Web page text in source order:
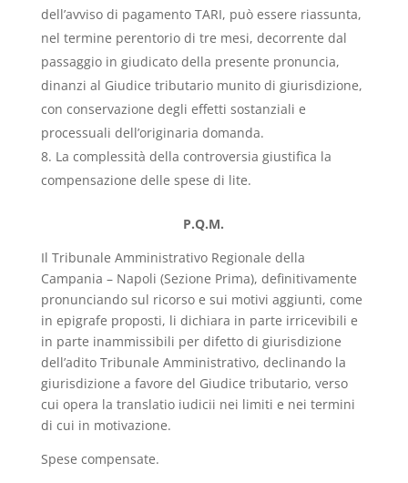
dell’avviso di pagamento TARI, può essere riassunta,
nel termine perentorio di tre mesi, decorrente dal
passaggio in giudicato della presente pronuncia,
dinanzi al Giudice tributario munito di giurisdizione,
con conservazione degli effetti sostanziali e
processuali dell’originaria domanda.
La complessità della controversia giustifica la
compensazione delle spese di lite.
P.Q.M.
Il Tribunale Amministrativo Regionale della
Campania – Napoli (Sezione Prima), definitivamente
pronunciando sul ricorso e sui motivi aggiunti, come
in epigrafe proposti, li dichiara in parte irricevibili e
in parte inammissibili per difetto di giurisdizione
dell’adito Tribunale Amministrativo, declinando la
giurisdizione a favore del Giudice tributario, verso
cui opera la translatio iudicii nei limiti e nei termini
di cui in motivazione.
Spese compensate.